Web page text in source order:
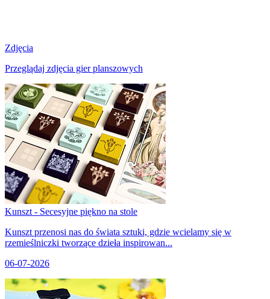
Zdjęcia
Przeglądaj zdjęcia gier planszowych
Kunszt - Secesyjne piękno na stole
Kunszt przenosi nas do świata sztuki, gdzie wcielamy się w
rzemieślniczki tworzące dzieła inspirowan...
06-07-2026